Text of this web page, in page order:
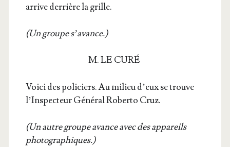
arrive der­rière la grille.
(Un groupe s’avance.)
M. LE CURÉ
Voi­ci des poli­ciers. Au milieu d’eux se trouve
l’Ins­pec­teur Géné­ral Rober­to Cruz.
(Un autre groupe avance avec des appa­reils
photographiques.)